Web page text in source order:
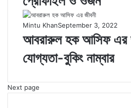
Mintu KhanSeptember 3, 2022
আবরারুল হক আসিফ এর
যোগ্যতা-বুকিং নাম্বার
Next page